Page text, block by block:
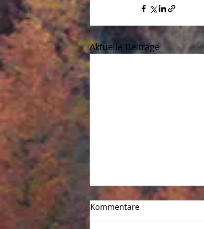
Aktuelle Beiträge
Stellungnahme der UWV
Kommentare